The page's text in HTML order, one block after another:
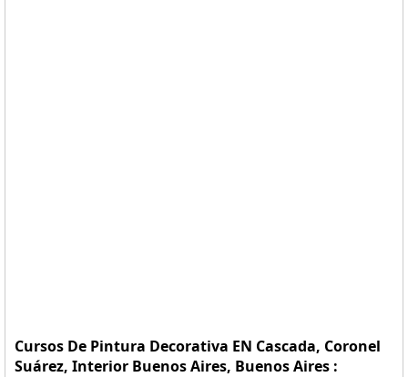
Cursos De Pintura Decorativa EN Cascada, Coronel
Suárez, Interior Buenos Aires, Buenos Aires :